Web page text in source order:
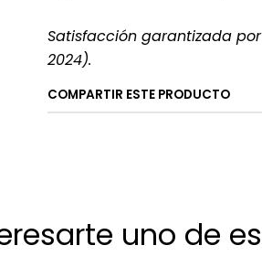
Satisfacción garantizada por
2024).
COMPARTIR ESTE PRODUCTO
uno de